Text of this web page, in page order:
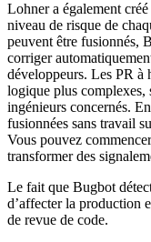
Lohner a également
niveau de risque de
peuvent être fusionnés,
corriger
développeurs. Les PR à
logique plus complexes,
ingénieurs concernés.
fusionnées sans travail
Vous pouvez
transformer des
Le fait que Bugbot
d’affecter la production
de revue de code.